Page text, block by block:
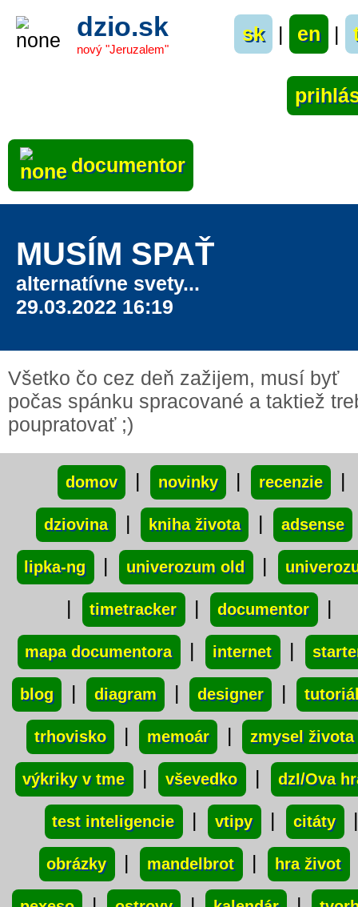
dzio.sk
nový "Jeruzalem"
sk | en |
documentor
MUSÍM SPAŤ
alternatívne svety...
29.03.2022 16:19
Všetko čo cez deň zažijem, musí byť
počas spánku spracované a taktiež
poupratovať ;)
domov | novinky | recenzie |
dziovina | kniha života | adsense
lipka-ng | univerozum old |
| timetracker | documentor |
mapa documentora | internet |
blog | diagram | designer |
trhovisko | memoár | zmysel života
výkriky v tme | vševedko | dzI/Ova
test inteligencie | vtipy | citáty
obrázky | mandelbrot | hra život